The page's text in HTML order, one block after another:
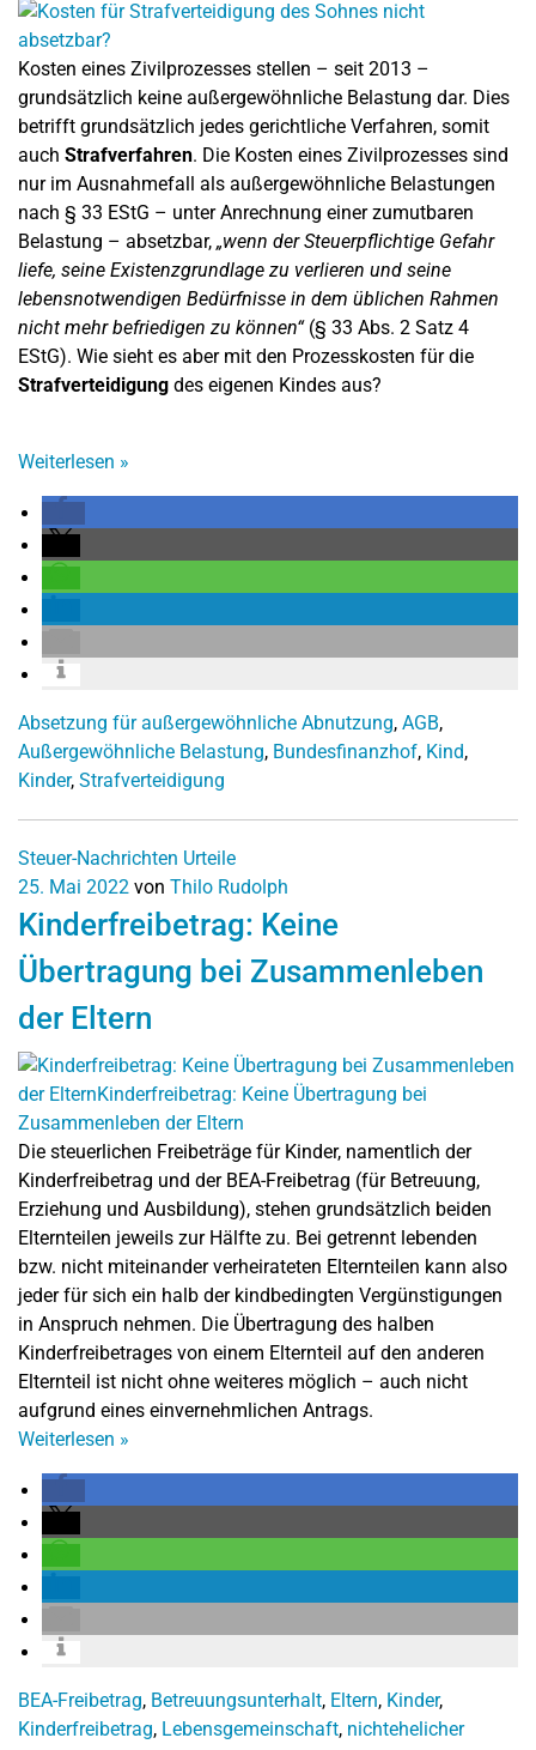
Kosten eines Zivilprozesses stellen – seit 2013 –
grundsätzlich keine außergewöhnliche Belastung dar. Dies
betrifft grundsätzlich jedes gerichtliche Verfahren, somit
auch Strafverfahren. Die Kosten eines Zivilprozesses sind
nur im Ausnahmefall als außergewöhnliche Belastungen
nach § 33 EStG – unter Anrechnung einer zumutbaren
Belastung – absetzbar, „wenn der Steuerpflichtige Gefahr
liefe, seine Existenzgrundlage zu verlieren und seine
lebensnotwendigen Bedürfnisse in dem üblichen Rahmen
nicht mehr befriedigen zu können“(§ 33 Abs. 2 Satz 4
EStG). Wie sieht es aber mit den Prozesskosten für die
Strafverteidigung des eigenen Kindes aus?
Weiterlesen »
Absetzung für außergewöhnliche Abnutzung, AGB,
Außergewöhnliche Belastung, Bundesfinanzhof, Kind,
Kinder, Strafverteidigung
Steuer-Nachrichten Urteile
25. Mai 2022 von Thilo Rudolph
Kinderfreibetrag: Keine
Übertragung bei Zusammenleben
der Eltern
Die steuerlichen Freibeträge für Kinder, namentlich der
Kinderfreibetrag und der BEA-Freibetrag (für Betreuung,
Erziehung und Ausbildung), stehen grundsätzlich beiden
Elternteilen jeweils zur Hälfte zu. Bei getrennt lebenden
bzw. nicht miteinander verheirateten Elternteilen kann also
jeder für sich ein halb der kindbedingten Vergünstigungen
in Anspruch nehmen. Die Übertragung des halben
Kinderfreibetrages von einem Elternteil auf den anderen
Elternteil ist nicht ohne weiteres möglich – auch nicht
aufgrund eines einvernehmlichen Antrags.
Weiterlesen »
BEA-Freibetrag, Betreuungsunterhalt, Eltern, Kinder,
Kinderfreibetrag, Lebensgemeinschaft, nichtehelicher